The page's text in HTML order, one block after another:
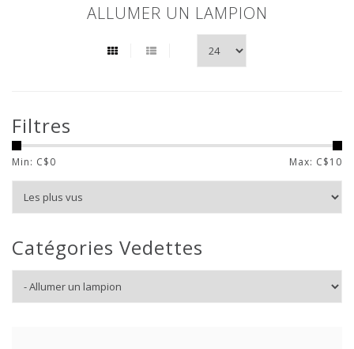
ALLUMER UN LAMPION
Filtres
Min: C$0 Max: C$10
Catégories Vedettes